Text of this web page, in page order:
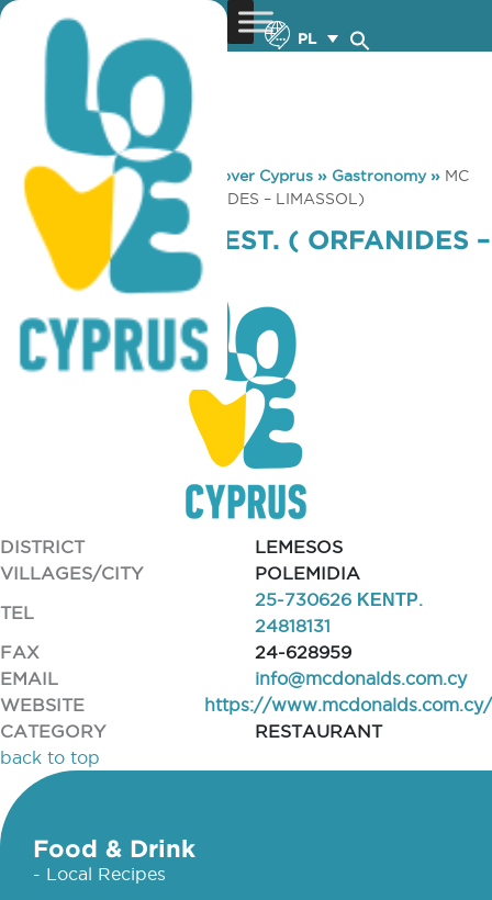
PL
You are here: Home »Discover Cyprus » Gastronomy» MC
DONALD’S REST. ( ORFANIDES – LIMASSOL)
MC DONALD’S REST. ( ORFANIDES –
LIMASSOL)
DISTRICT
LEMESOS
VILLAGES/CITY
POLEMIDIA
TEL
25-730626 ΚΕΝΤΡ.
24818131
FAX
24-628959
EMAIL
info@mcdonalds.com.cy
WEBSITE
https://www.mcdonalds.com.cy/
CATEGORY
RESTAURANT
back to top
Food & Drink
- Local Recipes